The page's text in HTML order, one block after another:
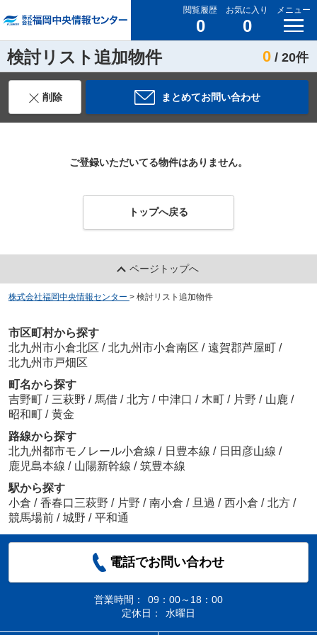
閲覧履歴
0
お気に入り
0
メニュー
検討リスト追加物件 0 / 20件
削除 まとめてお問い合わせ
ご登録いただいてる物件はありません。
トップへ戻る
ページトップへ
株式会社福岡中央情報センター > 検討リスト追加物件
市区町村から探す
北九州市小倉北区 / 北九州市小倉南区 / 遠賀郡芦屋町 /
北九州市戸畑区
町名から探す
吉野町 / 三萩野 / 馬借 / 北方 / 中津口 / 木町 / 片野 / 山鹿 /
昭和町 / 黄金
路線から探す
北九州都市モノレール小倉線 / 日豊本線 / 日田彦山線 /
鹿児島本線 / 山陽新幹線 / 筑豊本線
駅から探す
小倉 / 香春口三萩野 / 片野 / 南小倉 / 旦過 / 西小倉 / 北方 /
競馬場前 / 城野 / 平和通
電話でお問い合わせ
営業時間：
09：00～18：00
定休日：
水曜日